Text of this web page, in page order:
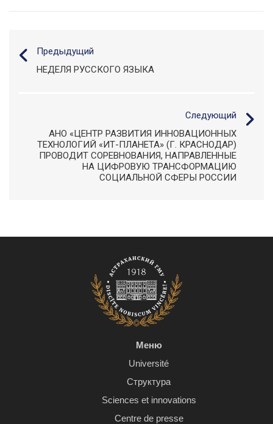
Предыдущий
НЕДЕЛЯ РУССКОГО ЯЗЫКА
Следующий
АНО «ЦЕНТР РАЗВИТИЯ ИННОВАЦИОННЫХ
ТЕХНОЛОГИЙ «ИТ-ПЛАНЕТА» (Г. КРАСНОДАР)
ПРОВОДИТ СОРЕВНОВАНИЯ, НАПРАВЛЕННЫЕ
НА ЦИФРОВУЮ ТРАНСФОРМАЦИЮ
СОЦИАЛЬНОЙ СФЕРЫ РОССИИ
Меню
Université
Структура
Sciences et innovations
Centre de presse